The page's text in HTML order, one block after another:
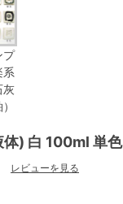
プ
系
灰
体) 白 100ml 単色
レビューを見る